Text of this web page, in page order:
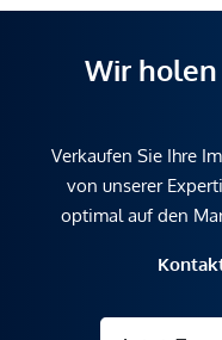
Wir holen
Verkaufen Sie Ihre
von unserer
optimal auf den